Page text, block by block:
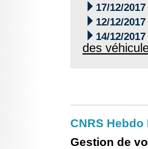
 17/12/2017
 12/12/2017
 14/12/2017
des
CNRS
Gestion de